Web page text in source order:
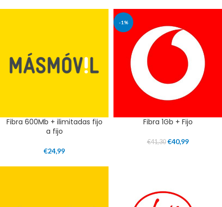
Fibra 600Mb + ilimitadas fijo
a fijo
€24,99
-1%
Fibra 1Gb + Fijo
€41,30 €40,99